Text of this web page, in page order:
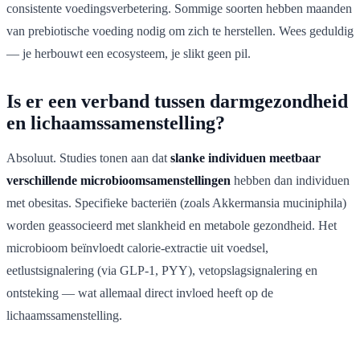
consistente voedingsverbetering. Sommige soorten hebben maanden
van prebiotische voeding nodig om zich te herstellen. Wees geduldig
— je herbouwt een ecosysteem, je slikt geen pil.
Is er een verband tussen darmgezondheid
en lichaamssamenstelling?
Absoluut. Studies tonen aan dat slanke individuen meetbaar
verschillende microbioomsamenstellingen hebben dan individuen
met obesitas. Specifieke bacteriën (zoals Akkermansia muciniphila)
worden geassocieerd met slankheid en metabole gezondheid. Het
microbioom beïnvloedt calorie-extractie uit voedsel,
eetlustsignalering (via GLP-1, PYY), vetopslagsignalering en
ontsteking — wat allemaal direct invloed heeft op de
lichaamssamenstelling.